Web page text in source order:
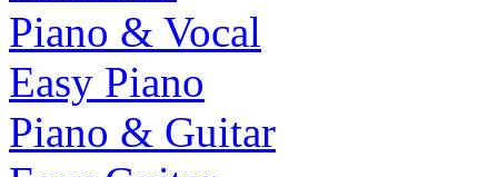
Piano & Vocal
Easy Piano
Piano & Guitar